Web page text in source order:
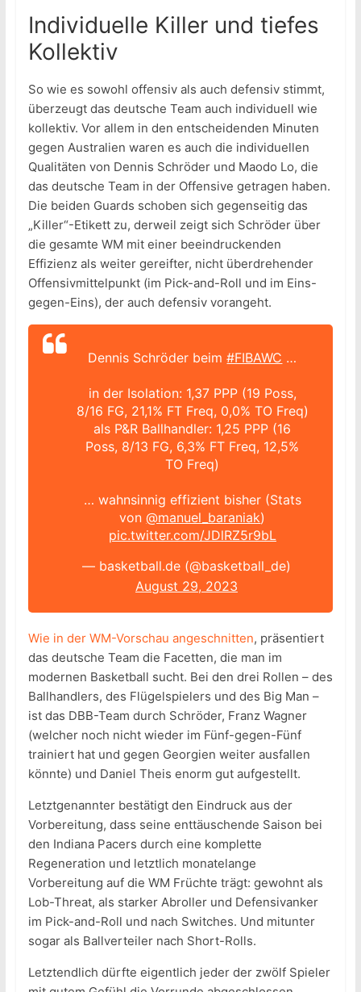
Individuelle Killer und tiefes
Kollektiv
So wie es sowohl offensiv als auch defensiv stimmt,
überzeugt das deutsche Team auch individuell wie
kollektiv. Vor allem in den entscheidenden Minuten
gegen Australien waren es auch die individuellen
Qualitäten von Dennis Schröder und Maodo Lo, die
das deutsche Team in der Offensive getragen haben.
Die beiden Guards schoben sich gegenseitig das
„Killer“-Etikett zu, derweil zeigt sich Schröder über
die gesamte WM mit einer beeindruckenden
Effizienz als weiter gereifter, nicht überdrehender
Offensivmittelpunkt (im Pick-and-Roll und im Eins-
gegen-Eins), der auch defensiv vorangeht.
Dennis Schröder beim#FIBAWC …
in der Isolation: 1,37 PPP (19 Poss,
8/16 FG, 21,1% FT Freq, 0,0% TO Freq)
als P&R Ballhandler: 1,25 PPP (16
Poss, 8/13 FG, 6,3% FT Freq, 12,5%
TO Freq)
… wahnsinnig effizient bisher (Stats
von@manuel_baraniak)
pic.twitter.com/JDlRZ5r9bL
— basketball.de (@basketball_de)
August 29, 2023
Wie in der WM-Vorschau angeschnitten, präsentiert
das deutsche Team die Facetten, die man im
modernen Basketball sucht. Bei den drei Rollen – des
Ballhandlers, des Flügelspielers und des Big Man –
ist das DBB-Team durch Schröder, Franz Wagner
(welcher noch nicht wieder im Fünf-gegen-Fünf
trainiert hat und gegen Georgien weiter ausfallen
könnte) und Daniel Theis enorm gut aufgestellt.
Letztgenannter bestätigt den Eindruck aus der
Vorbereitung, dass seine enttäuschende Saison bei
den Indiana Pacers durch eine komplette
Regeneration und letztlich monatelange
Vorbereitung auf die WM Früchte trägt: gewohnt als
Lob-Threat, als starker Abroller und Defensivanker
im Pick-and-Roll und nach Switches. Und mitunter
sogar als Ballverteiler nach Short-Rolls.
Letztendlich dürfte eigentlich jeder der zwölf Spieler